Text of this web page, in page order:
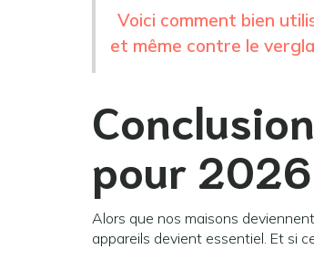
Voici comment bien
et même contre le
pour 2026
Alors que nos maisons
appareils devient essentiel. Et si